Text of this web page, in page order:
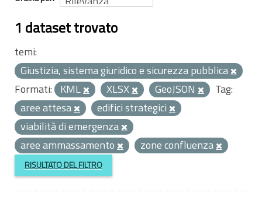
1 dataset trovato
temi:
Giustizia, sistema giuridico e sicurezza pubblica
Formati: KML XLSX GeoJSON
Tag:
aree attesa
edifici strategici
viabilità di emergenza
aree ammassamento
zone confluenza
RISULTATO DEL FILTRO